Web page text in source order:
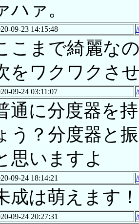
ハァ。
09-23 14:15:48
こまで綺麗な
をワクワクさ
09-24 03:11:07
通に分度器を
う？分度器と
思いますよ
09-24 18:14:21
成は萌えます！
09-24 20:27:31